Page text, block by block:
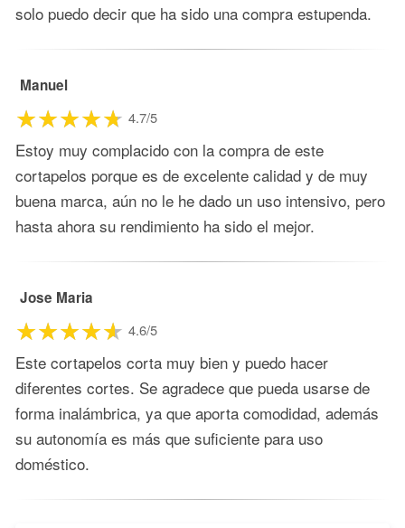
solo puedo decir que ha sido una compra estupenda.
Manuel
4.7/5
Estoy muy complacido con la compra de este
cortapelos porque es de excelente calidad y de muy
buena marca, aún no le he dado un uso intensivo, pero
hasta ahora su rendimiento ha sido el mejor.
Jose Maria
4.6/5
Este cortapelos corta muy bien y puedo hacer
diferentes cortes. Se agradece que pueda usarse de
forma inalámbrica, ya que aporta comodidad, además
su autonomía es más que suficiente para uso
doméstico.